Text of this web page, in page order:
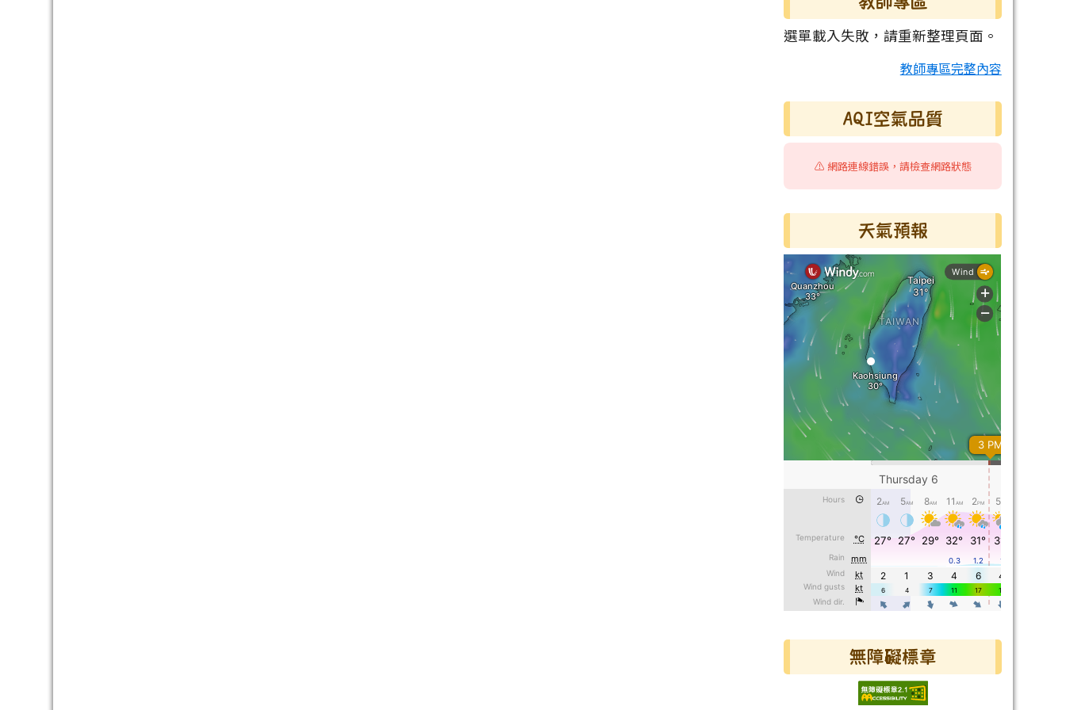
選單載入失敗，請重新整理頁面。
教師專區完整內容
AQI空氣品質
⚠️ 網路連線錯誤，請檢查網路狀態
天氣預報
無障礙標章